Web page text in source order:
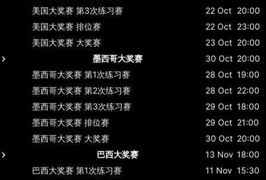
美国大奖赛 第3次练习赛 22 Oct 20:00
美国大奖赛 排位赛 22 Oct 23:00
美国大奖赛 大奖赛 23 Oct 20:00
墨西哥大奖赛
30 Oct 20:00
墨西哥大奖赛 第1次练习赛 28 Oct 19:00
墨西哥大奖赛 第2次练习赛 28 Oct 22:00
墨西哥大奖赛 第3次练习赛 29 Oct 18:00
墨西哥大奖赛 排位赛 29 Oct 21:00
墨西哥大奖赛 大奖赛 30 Oct 20:00
巴西大奖赛
13 Nov 18:00
巴西大奖赛 第1次练习赛 11 Nov 15:30